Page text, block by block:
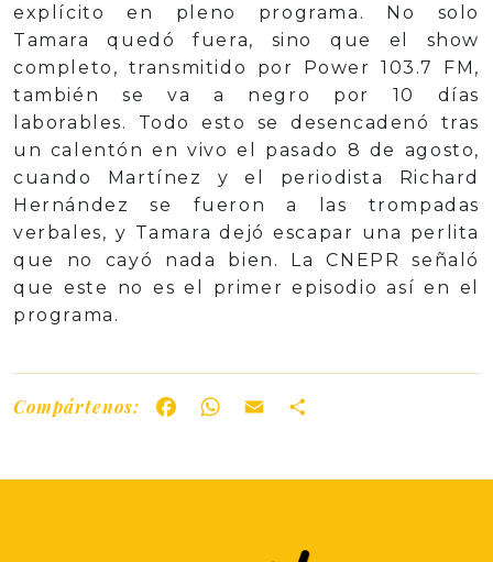
explícito en pleno programa. No solo
Tamara quedó fuera, sino que el show
completo, transmitido por Power 103.7 FM,
también se va a negro por 10 días
laborables. Todo esto se desencadenó tras
un calentón en vivo el pasado 8 de agosto,
cuando Martínez y el periodista Richard
Hernández se fueron a las trompadas
verbales, y Tamara dejó escapar una perlita
que no cayó nada bien. La CNEPR señaló
que este no es el primer episodio así en el
programa.
Compártenos: FacebookWhatsApp
Email